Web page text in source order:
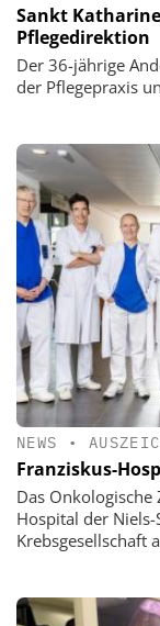
Sankt
Pflegedirektion
Der 36-jährige
der Pflegepraxis
NEWS •
Franziskus-
Das
Hospital der
Krebsgesellschaft